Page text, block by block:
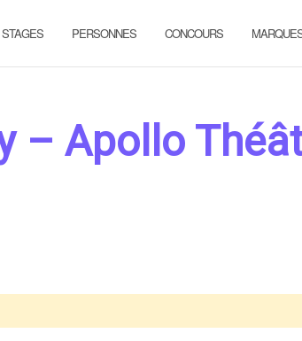
STAGES PERSONNES CONCOURS
– Apollo